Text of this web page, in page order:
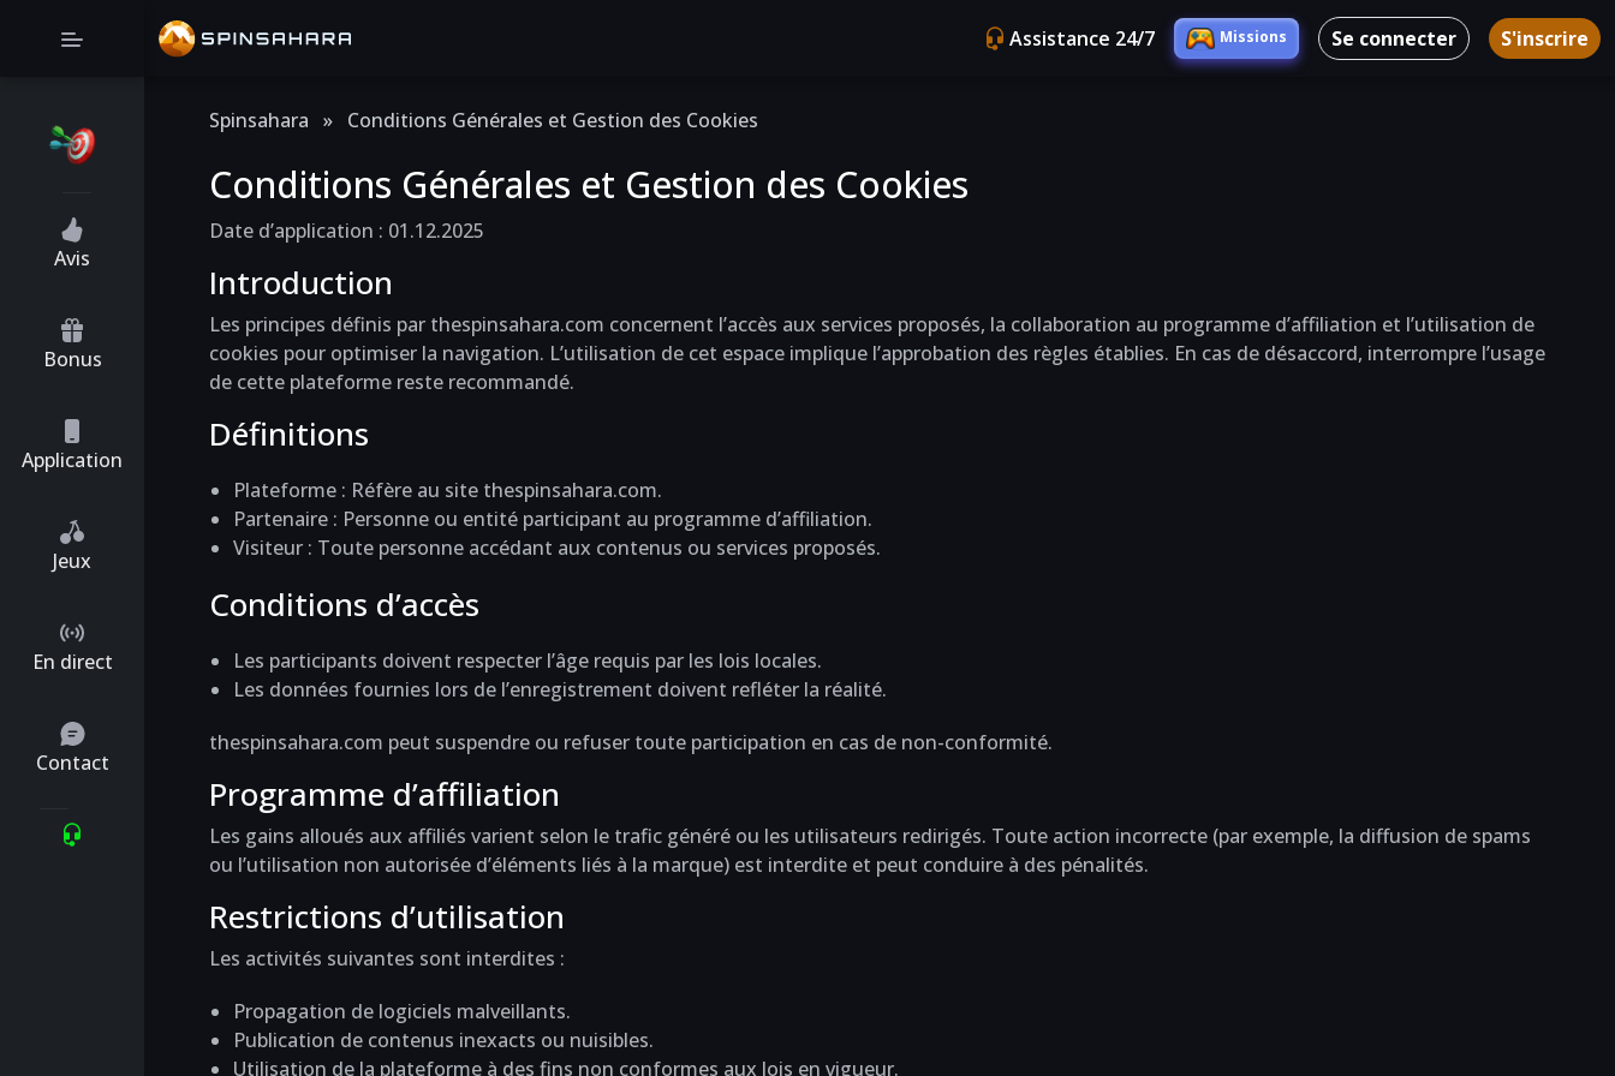
Avis
Bonus
Application
Jeux
En direct
Contact
Assistance 24/7 Missions Se connecter S'inscrire
Spinsahara » Conditions Générales et Gestion des Cookies
Conditions Générales et Gestion des Cookies
Date d’application : 01.12.2025
Introduction
Les principes définis par thespinsahara.com concernent l’accès aux services proposés, la collaboration au programme d’affiliation et l’utilisation de
cookies pour optimiser la navigation. L’utilisation de cet espace implique l’approbation des règles établies. En cas de désaccord, interrompre l’usage
de cette plateforme reste recommandé.
Définitions
Plateforme : Réfère au site thespinsahara.com.
Partenaire : Personne ou entité participant au programme d’affiliation.
Visiteur : Toute personne accédant aux contenus ou services proposés.
Conditions d’accès
Les participants doivent respecter l’âge requis par les lois locales.
Les données fournies lors de l’enregistrement doivent refléter la réalité.
thespinsahara.com peut suspendre ou refuser toute participation en cas de non-conformité.
Programme d’affiliation
Les gains alloués aux affiliés varient selon le trafic généré ou les utilisateurs redirigés. Toute action incorrecte (par exemple, la diffusion de spams
ou l’utilisation non autorisée d’éléments liés à la marque) est interdite et peut conduire à des pénalités.
Restrictions d’utilisation
Les activités suivantes sont interdites :
Propagation de logiciels malveillants.
Publication de contenus inexacts ou nuisibles.
Utilisation de la plateforme à des fins non conformes aux lois en vigueur.